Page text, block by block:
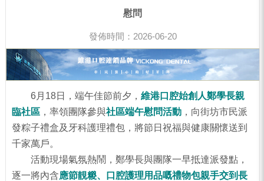
慰問
發佈時間：2026-06-20
6月 18日 ， 端午佳節前夕， 維港口腔始創人鄭學長親
臨社區，率領團隊參與社區端午慰問活動，向街坊市民派
發粽子禮盒及牙科護理禮包，將節日祝福與健康關懷送到
千家萬戶。
活動現場氣氛熱鬧，鄭學長與團隊一早抵達派發點，
逐一將內含應節靚糉、口腔護理用品嘅禮物包親手交到長